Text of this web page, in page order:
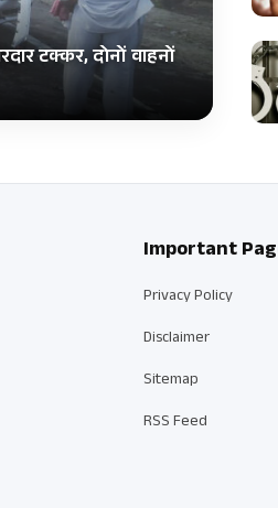
टक्कर, दोनों वाहनों
Important
Privacy Policy
Disclaimer
Sitemap
RSS Feed